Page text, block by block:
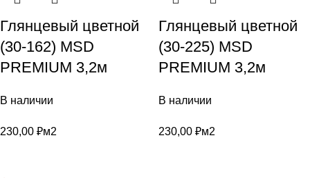
Глянцевый цветной
(30-162) MSD
PREMIUM 3,2м
В наличии
230,00 ₽м2
Глянцевый цветной
(30-225) MSD
PREMIUM 3,2м
В наличии
230,00 ₽м2